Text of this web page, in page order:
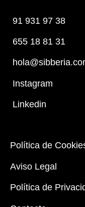
91 931 97 38
655 18 81 31
Instagram
Linkedin
Política de
Aviso Legal
Política de